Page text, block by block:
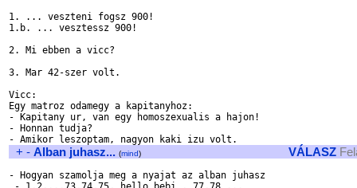
1. ... veszteni fogsz 900!
1.b. ... vesztessz 900!
2. Mi ebben a vicc?
3. Mar 42-szer volt.
Vicc:
Egy matroz odamegy a kapitanyhoz:
- Kapitany ur, van egy homoszexualis a hajon!
- Honnan tudja?
+ - Alban juhasz... (mind) VÁLASZ
- Hogyan szamolja meg a nyajat az alban juhasz